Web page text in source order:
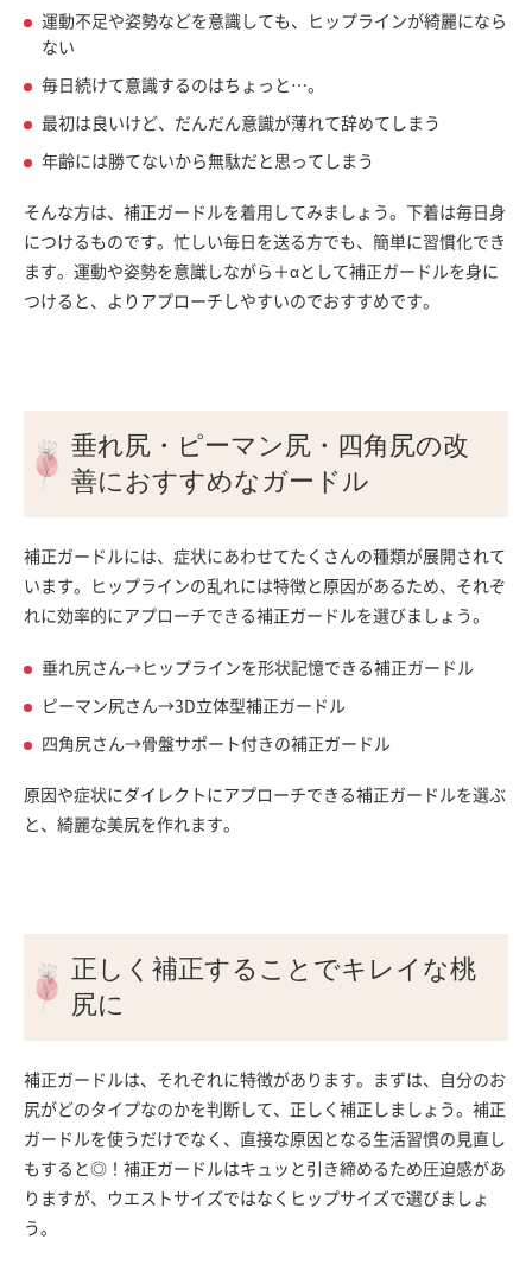
運動不足や姿勢などを意識しても、ヒップラインが綺麗になら
ない
毎日続けて意識するのはちょっと…。
最初は良いけど、だんだん意識が薄れて辞めてしまう
年齢には勝てないから無駄だと思ってしまう
そんな方は、補正ガードルを着用してみましょう。下着は毎日身
につけるものです。忙しい毎日を送る方でも、簡単に習慣化でき
ます。運動や姿勢を意識しながら＋αとして補正ガードルを身に
つけると、よりアプローチしやすいのでおすすめです。
垂れ尻・ピーマン尻・四角尻の改
善におすすめなガードル
補正ガードルには、症状にあわせてたくさんの種類が展開されて
います。ヒップラインの乱れには特徴と原因があるため、それぞ
れに効率的にアプローチできる補正ガードルを選びましょう。
垂れ尻さん→ヒップラインを形状記憶できる補正ガードル
ピーマン尻さん→3D立体型補正ガードル
四角尻さん→骨盤サポート付きの補正ガードル
原因や症状にダイレクトにアプローチできる補正ガードルを選ぶ
と、綺麗な美尻を作れます。
正しく補正することでキレイな桃
尻に
補正ガードルは、それぞれに特徴があります。まずは、自分のお
尻がどのタイプなのかを判断して、正しく補正しましょう。補正
ガードルを使うだけでなく、直接な原因となる生活習慣の見直し
もすると◎！補正ガードルはキュッと引き締めるため圧迫感があ
りますが、ウエストサイズではなくヒップサイズで選びましょ
う。